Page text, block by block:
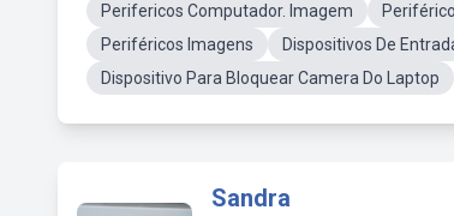
Perifericos Computador. Imagem
Periféricos Imagens
Dispositivos De
Dispositivo Para Bloquear Camera Do Laptop
Sandra